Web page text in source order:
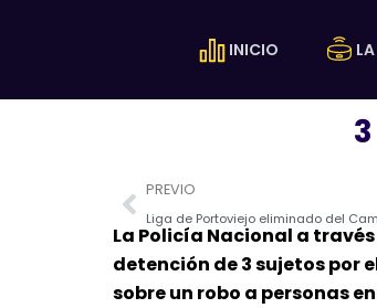
INICIO
Prev
PREVIO
La Policía Nacional a
detención de 3 sujetos por
sobre un robo a personas